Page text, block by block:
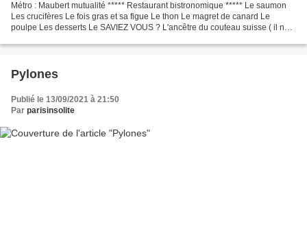
Métro : Maubert mutualité ***** Restaurant bistronomique ***** Le saumon
Les crucifères Le fois gras et sa figue Le thon Le magret de canard Le
poulpe Les desserts Le SAVIEZ VOUS ? L'ancêtre du couteau suisse ( il ne
Pylones
Publié le 13/09/2021 à 21:50
Par parisinsolite